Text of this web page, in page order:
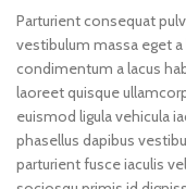
Parturient consequat
vestibulum massa eget
condimentum a lacus
laoreet quisque
euismod ligula vehicula
phasellus dapibus
parturient fusce iaculis